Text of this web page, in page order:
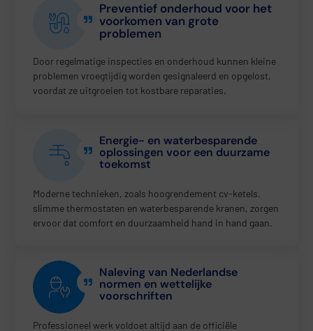
Preventief onderhoud voor het
voorkomen van grote
problemen
Door regelmatige inspecties en onderhoud kunnen kleine
problemen vroegtijdig worden gesignaleerd en opgelost,
voordat ze uitgroeien tot kostbare reparaties.
Energie- en waterbesparende
oplossingen voor een duurzame
toekomst
Moderne technieken, zoals hoogrendement cv-ketels,
slimme thermostaten en waterbesparende kranen, zorgen
ervoor dat comfort en duurzaamheid hand in hand gaan.
Naleving van Nederlandse
normen en wettelijke
voorschriften
Professioneel werk voldoet altijd aan de officiële